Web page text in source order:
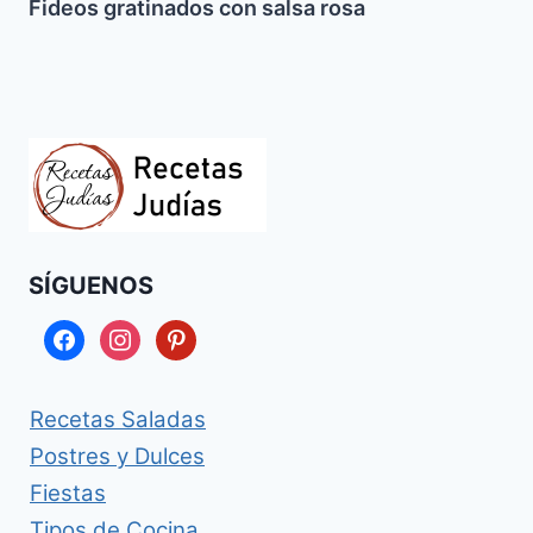
Fideos gratinados con salsa rosa
SÍGUENOS
facebookinstagrampinterest
Recetas Saladas
Postres y Dulces
Fiestas